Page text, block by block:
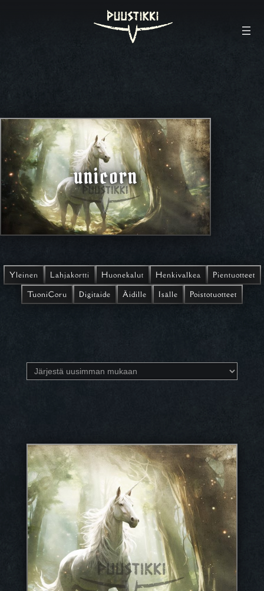
unicorn
Yleinen Lahjakortti Huonekalut Henkivalkea
Pientuotteet
TuoniCoru
Digitaide Äidille Isälle Poistotuotteet